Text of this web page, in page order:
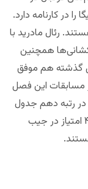
در کارنامه دارد.
رئال مادرید با
همچنین
گذشته هم موفق
مسابقات این فصل
دارد. این تیم در رتبه دهم جدول
قرار دارد. رئال مادرید از همین تعداد مسابقه ۴۳ امتیاز در جیب